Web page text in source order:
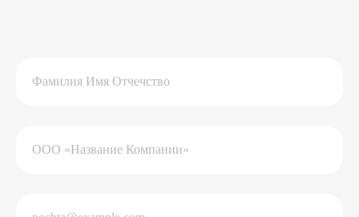
Политика обработки ПДн